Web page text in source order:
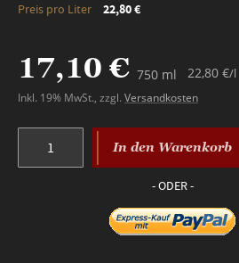
22,80 €
17,10 € 750 ml
Inkl. 19% MwSt., zzgl. Versandkosten
22,80 €/l
In den Warenkorb